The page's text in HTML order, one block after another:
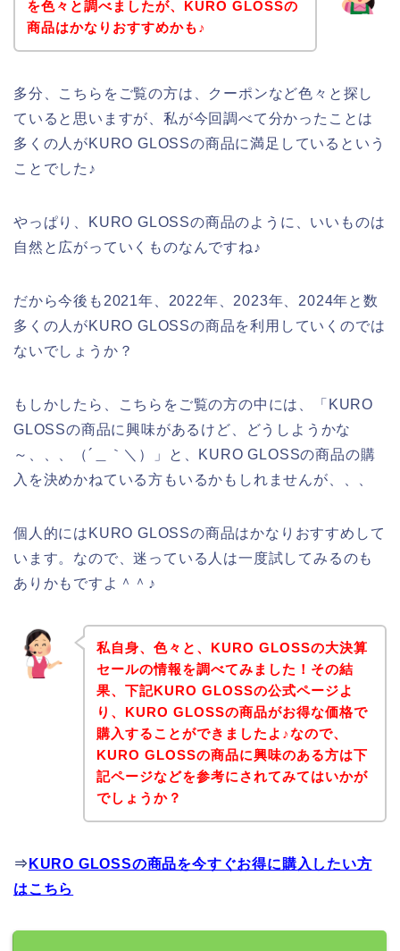
を色々と調べましたが、KURO GLOSSの
商品はかなりおすすめかも♪
多分、こちらをご覧の方は、クーポンなど色々と探し
ていると思いますが、私が今回調べて分かったことは
多くの人がKURO GLOSSの商品に満足しているという
ことでした♪
やっぱり、KURO GLOSSの商品のように、いいものは
自然と広がっていくものなんですね♪
だから今後も2021年、2022年、2023年、2024年と数
多くの人がKURO GLOSSの商品を利用していくのでは
ないでしょうか？
もしかしたら、こちらをご覧の方の中には、「KURO
GLOSSの商品に興味があるけど、どうしようかな
～、、、（´＿｀＼）」と、KURO GLOSSの商品の購
入を決めかねている方もいるかもしれませんが、、、
個人的にはKURO GLOSSの商品はかなりおすすめして
います。なので、迷っている人は一度試してみるのも
ありかもですよ＾＾♪
私自身、色々と、KURO GLOSSの大決算
セールの情報を調べてみました！その結
果、下記KURO GLOSSの公式ページよ
り、KURO GLOSSの商品がお得な価格で
購入することができましたよ♪なので、
KURO GLOSSの商品に興味のある方は下
記ページなどを参考にされてみてはいかが
でしょうか？
⇒ KURO GLOSSの商品を今すぐお得に購入したい方
はこちら